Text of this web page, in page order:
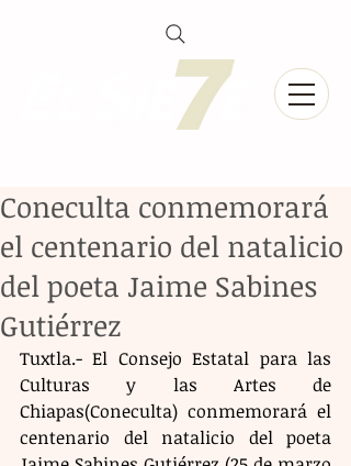
Coneculta conmemorará
el centenario del natalicio
del poeta Jaime Sabines
Gutiérrez
Tuxtla.- El Consejo Estatal para las
Culturas y las Artes de
Chiapas(Coneculta) conmemorará el
centenario del natalicio del poeta